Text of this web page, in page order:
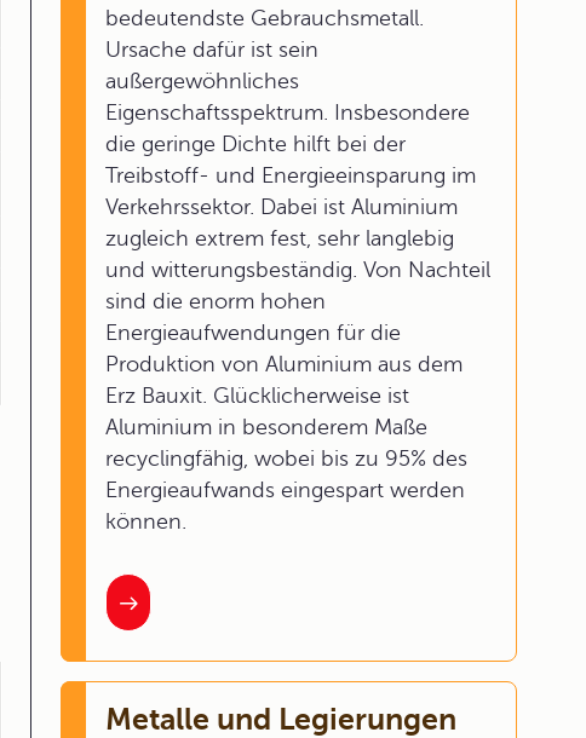
bedeutendste Gebrauchsmetall.
Ursache dafür ist sein
außergewöhnliches
Eigenschaftsspektrum. Insbesondere
die geringe Dichte hilft bei der
Treibstoff- und Energieeinsparung im
Verkehrssektor. Dabei ist Aluminium
zugleich extrem fest, sehr langlebig
und witterungsbeständig. Von Nachteil
sind die enorm hohen
Energieaufwendungen für die
Produktion von Aluminium aus dem
Erz Bauxit. Glücklicherweise ist
Aluminium in besonderem Maße
recyclingfähig, wobei bis zu 95% des
Energieaufwands eingespart werden
können.
Metalle und Legierungen